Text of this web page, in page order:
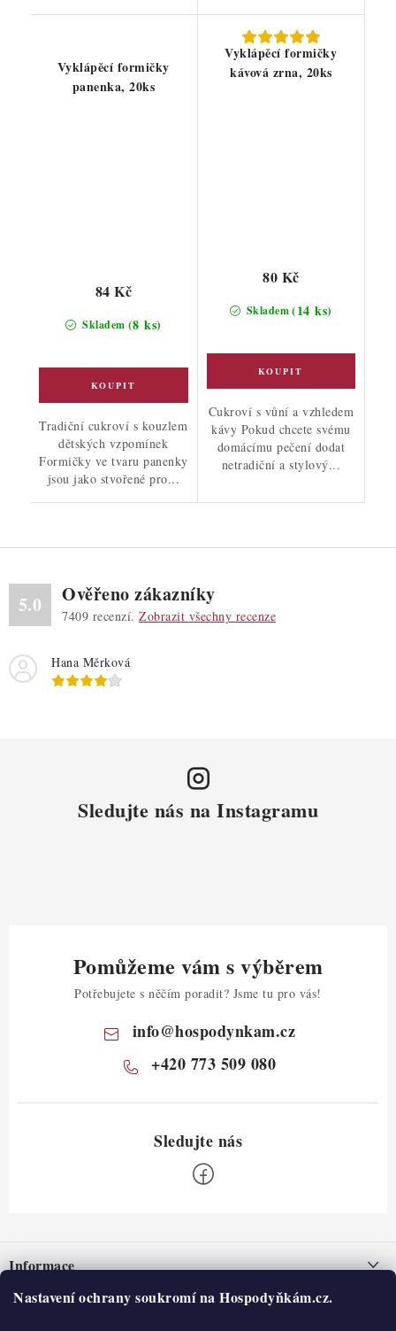
Nastavení ochrany soukromí na Hospodyňkám.cz.
Vyklápěcí formičky
panenka, 20ks
Skladem (8 ks)
84 Kč
Tradiční cukroví s kouzlem
dětských vzpomínek
Formičky ve tvaru panenky
jsou jako stvořené pro...
Vyklápěcí formičky
kávová zrna, 20ks
Skladem(14 ks)
80 Kč
Cukroví s vůní a vzhledem
kávy Pokud chcete svému
domácímu pečení dodat
netradiční a stylový...
5.0 Ověřeno zákazníky
7409 recenzí. Zobrazit všechny recenze
Hana Měrková
Sledujte nás na Instagramu
Pomůžeme vám s výběrem
Potřebujete s něčím poradit? Jsme tu pro vás!
info@hospodynkam.cz
+420 773 509 080
pInformace
Nepřevzetí zásilky na dobírku
O nás